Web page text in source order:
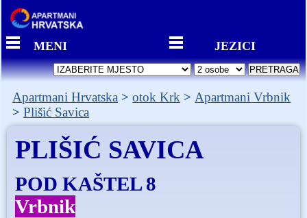
MENI JEZICI
Apartmani Hrvatska otok Krk
Apartmani Vrbnik
Plišić Savica
PLIŠIĆ SAVICA
POD KAŠTEL 8
Vrbnik